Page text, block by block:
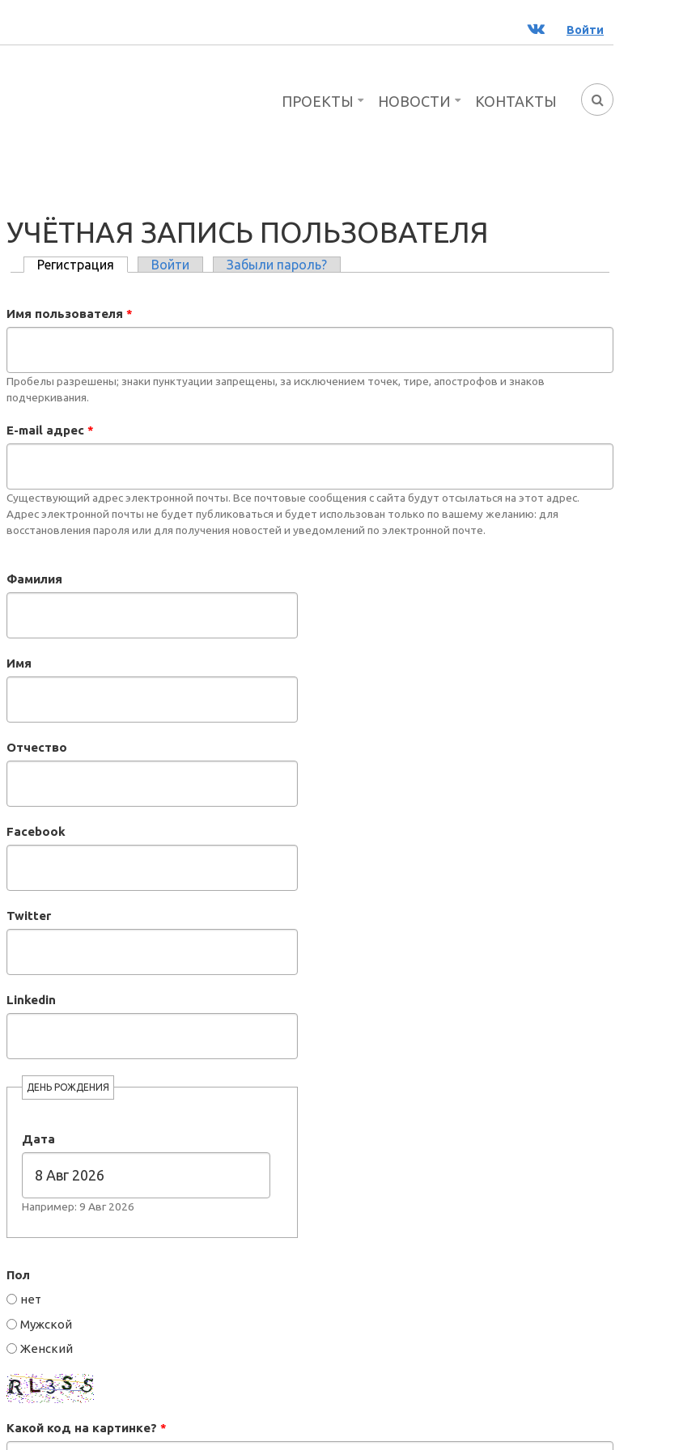
ВК Войти
ФОРМА
ПРОЕКТЫ НОВОСТИ КОНТАКТЫ
УЧЁТНАЯ ЗАПИСЬ ПОЛЬЗОВАТЕЛЯ
Регистрация (активная вкладка)
Войти Забыли пароль?
Имя пользователя *
Пробелы разрешены; знаки пунктуации запрещены, за исключением точек, тире, апострофов и знаков
подчеркивания.
E-mail адрес *
Существующий адрес электронной почты. Все почтовые сообщения с сайта будут отсылаться на этот адрес.
Адрес электронной почты не будет публиковаться и будет использован только по вашему желанию: для
восстановления пароля или для получения новостей и уведомлений по электронной почте.
Фамилия
Имя
Отчество
Facebook
Twitter
Linkedin
ДЕНЬ РОЖДЕНИЯ
Дата
Например: 9 Авг 2026
Пол
нет
Мужской
Женский
Какой код на картинке? *